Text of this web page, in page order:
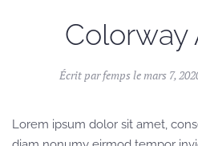
Colorway
Écrit parfempslemars 7,
Lorem ipsum dolor sit amet,